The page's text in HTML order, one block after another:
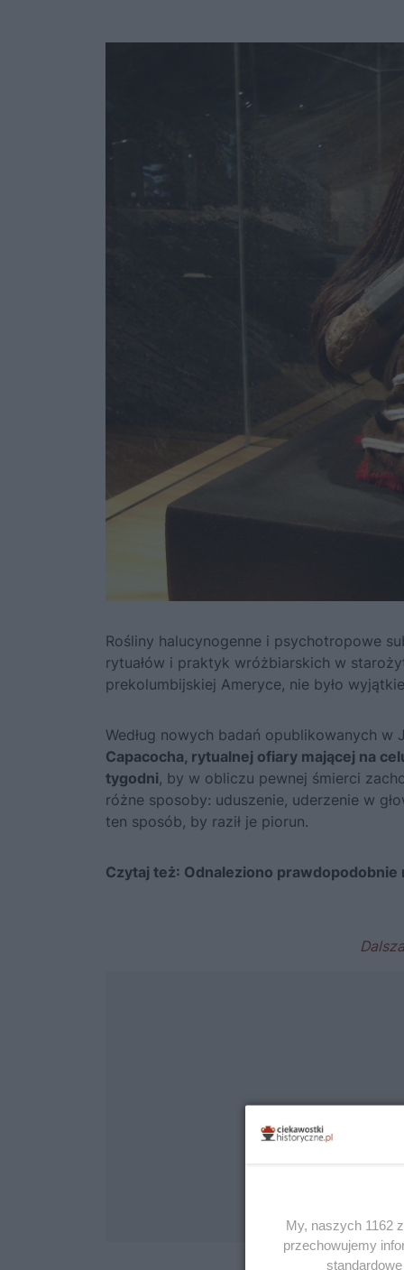
Rośliny halucynogenne i psychotropowe
rytuałów i praktyk wróżbiarskich w
prekolumbijskiej Ameryce, nie było
Według nowych badań opublikowanych w
Capacocha, rytualnej ofiary mającej na
tygodni, by w obliczu pewnej śmierci
różne sposoby: uduszenie, uderzenie w
ten sposób, by raził je piorun.
Czytaj też: Odnaleziono
My, naszych 1162
przechowujemy